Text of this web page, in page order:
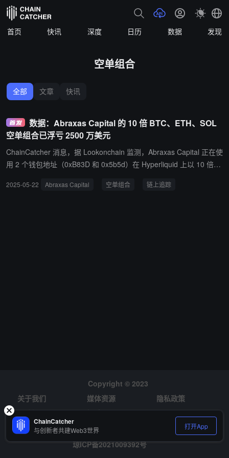
首页 快讯 深度 日历 数据 发现
空单组合
全部 文章 快讯
数据：Abraxas Capital 的 10 倍 BTC、ETH、SOL
空单组合已浮亏 2500 万美元
ChainCatcher 消息，据 Lookonchain 监测，Abraxas Capital 正在使
用 2 个钱包地址（0xB83D 和 0x5b5d）在 Hyperliquid 上以 10 倍杠
前持有 2,572 枚 BTC（约合 2.88 亿美元）、57,317 枚 ETH（约合
2025-05-22 Abraxas Capital 空单组合 链上追踪
Copyright © 2023
关于我们
媒体资源
隐私政策
风险提示
招聘
琼ICP备2021009392号
ChainCatcher
与创新者共建Web3世界 打开App